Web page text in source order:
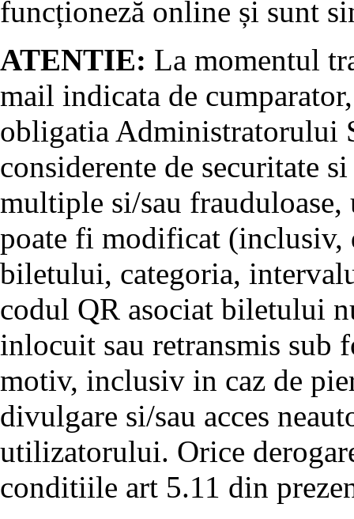
funcționeză online și sunt
ATENTIE: La momentul
mail indicata de
obligatia Administratorului
considerente de securitate
multiple si/sau
poate fi modificat (inclusiv,
biletului, categoria,
codul QR asociat biletului
inlocuit sau retransmis sub
motiv, inclusiv in caz de
divulgare si/sau acces
utilizatorului. Orice
conditiile art 5.11 din